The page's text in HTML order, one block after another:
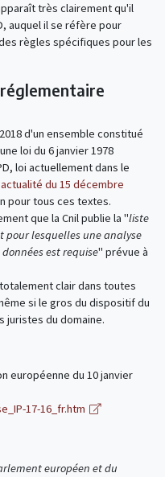
très clairement qu'il
auquel il se réfère pour
règles spécifiques pour les
d'un ensemble constitué
loi du 6 janvier 1978
loi actuellement dans le
actualité du 15 décembre
pour tous ces textes.
que la Cnil publie la "liste
pour lesquelles une analyse
est requise" prévue à
clair dans toutes
si le gros du dispositif du
juristes du domaine.
européenne du 10 janvier
17-16_fr.htm
européen et du